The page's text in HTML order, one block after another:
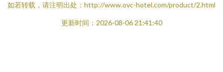
如若转载，请注明出处：http://www.ovc-hotel.com/product/2.html
更新时间：2026-08-06 21:41:40